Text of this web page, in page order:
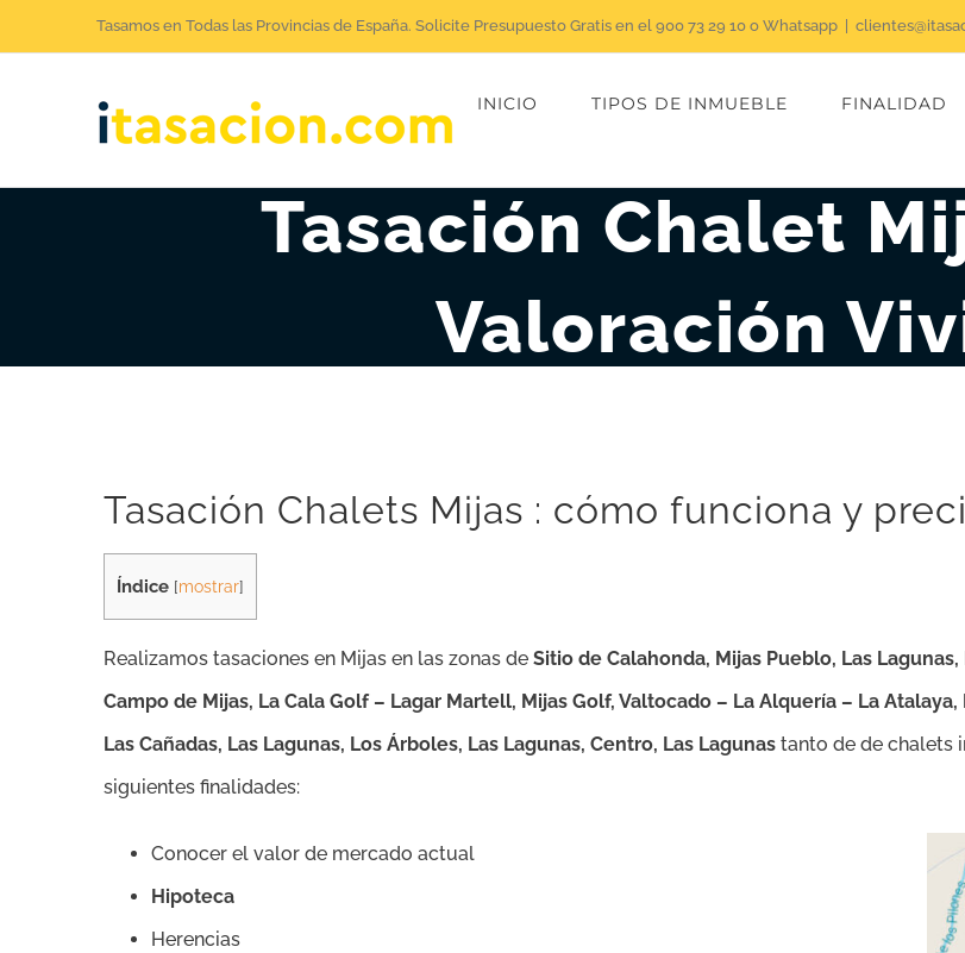
Tasamos en Todas las Provincias de España. Solicite Presupuesto Gratis en el 900 73 29 10 o Whatsapp
INICIO TIPOS DE INMUEBLE FINALIDAD
Tasación Chalet
Valoración
Tasación Chalets Mijas : cómo funciona y
Índice [mostrar]
Realizamos tasaciones en Mijas en las zonas de Sitio de Calahonda, Mijas Pueblo, Las
Campo de Mijas, La Cala Golf – Lagar Martell, Mijas Golf, Valtocado – La Alquería – La Atalaya,
Las Cañadas, Las Lagunas, Los Árboles, Las Lagunas, Centro, Las Lagunas tanto de de chalets
siguientes finalidades:
Conocer el valor de mercado actual
Hipoteca
Herencias